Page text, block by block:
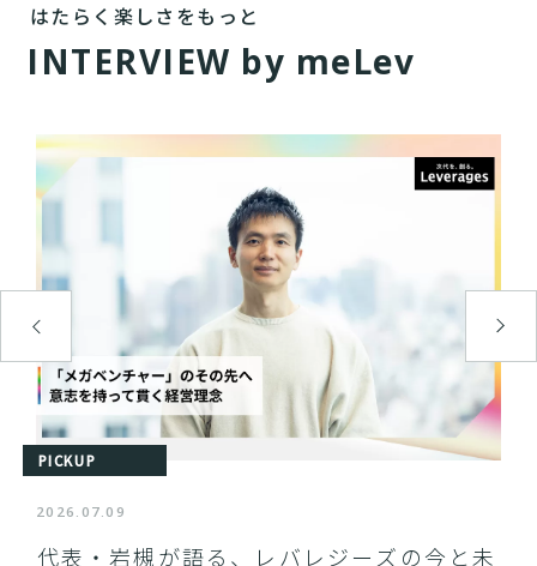
はたらく楽しさをもっと
INTERVIEW by meLev
PICKUP
2026.07.09
代表・岩槻が語る、レバレジーズの今と未